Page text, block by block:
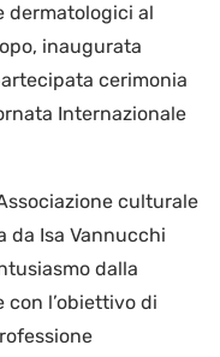
dermatologici al
inaugurata
cerimonia
Internazionale
culturale
da Isa Vannucchi
dalla
con l’obiettivo di